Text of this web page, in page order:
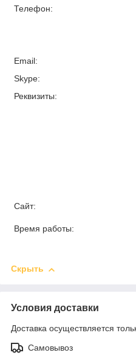
Телефон:
Email:
Skype:
Реквизиты:
Сайт:
Время работы:
Скрыть
Условия доставки
Доставка осуществляется
Самовывоз